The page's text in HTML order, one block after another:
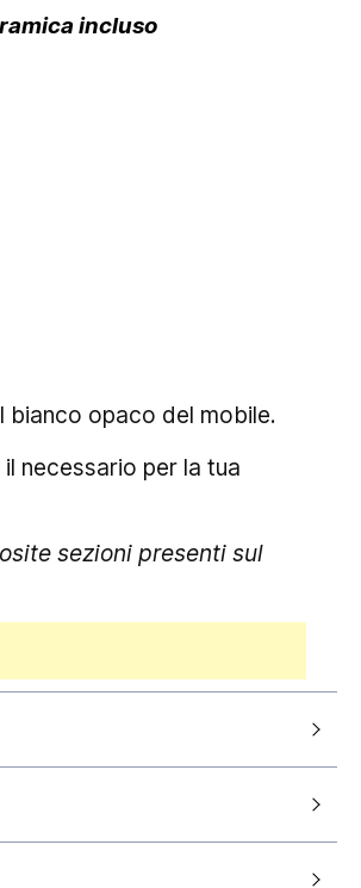
incluso
bianco opaco del mobile.
necessario per la tua
sezioni presenti sul